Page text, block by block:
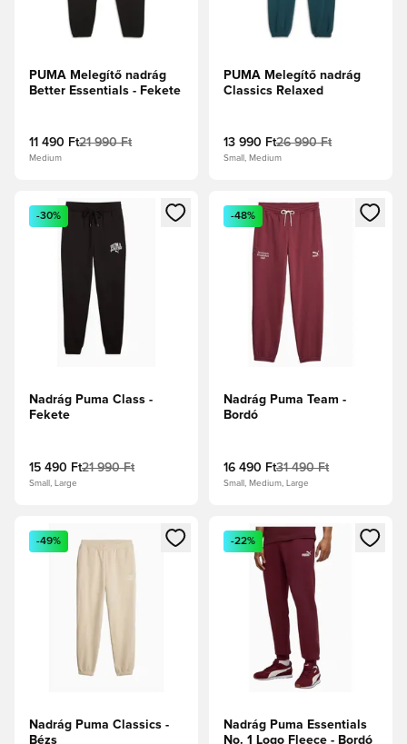
PUMA Melegítő nadrág
Better Essentials - Fekete
11 490 Ft21 990 Ft
Medium
PUMA Melegítő nadrág
Classics Relaxed
13 990 Ft26 990 Ft
Small, Medium
Megnyit egy modált a bejelentkezéshez vagy a tagként
-30%
Nadrág Puma Class -
Fekete
15 490 Ft21 990 Ft
Small, Large
Megnyit egy modált a
-48%
Nadrág Puma Team -
Bordó
16 490 Ft31 490 Ft
Small, Medium, Large
Megnyit egy modált a bejelentkezéshez vagy a tagként
-49%
Nadrág Puma Classics -
Bézs
Megnyit egy modált a
-22%
Nadrág Puma Essentials
No. 1 Logo Fleece - Bordó